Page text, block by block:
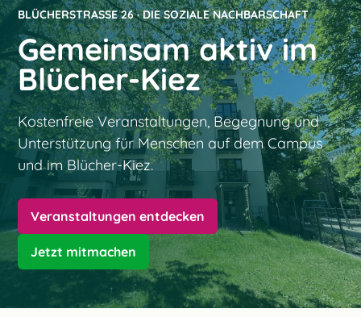
BLÜCHERSTRASSE 26 · DIE SOZIALE NACHBARSCHAFT
Gemeinsam aktiv im
Blücher-Kiez
Kostenfreie Veranstaltungen, Begegnung und
Unterstützung für Menschen auf dem Campus
und im Blücher-Kiez.
Veranstaltungen entdecken
Jetzt mitmachen